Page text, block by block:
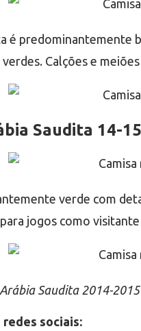
é
Calções e
Saudita 14-15
verde com
jogos como
Saudita 2014-
sociais: